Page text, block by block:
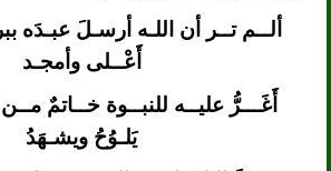
ألــم تــر أن اللـه أرسـلَ عبـدَه
أَعْــلى وأمجـد
أَغَـــرُّ عليــه للنبــوة خــاتمٌ
يَلـوُحُ ويشـهَدُ